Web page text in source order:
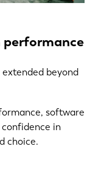
performance
beyond
software
in
choice.